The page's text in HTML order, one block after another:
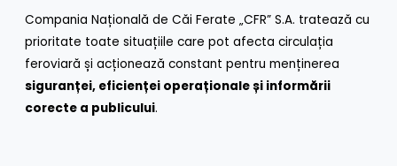
Compania Națională de Căi Ferate „CFR” S.A. tratează cu
prioritate toate situațiile care pot afecta circulația
feroviară și acționează constant pentru menținerea
siguranței, eficienței operaționale și informării
corecte a publicului.